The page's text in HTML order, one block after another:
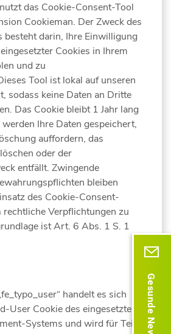
das Cookie-Consent-Tool
Cookieman. Der Zweck des
besteht darin, Ihre Einwilligung
Cookies in Ihrem
und zu
Tool ist lokal auf unseren
sodass keine Daten an Dritte
Das Cookie bleibt 1 Jahr lang
Ihre Daten gespeichert,
auffordern, das
oder der
entfällt. Zwingende
bleiben
des Cookie-Consent-
Verpflichtungen zu
ist Art. 6 Abs. 1 S. 1
handelt es sich
User Cookie des eingesetzten
Systems und wird für Teile